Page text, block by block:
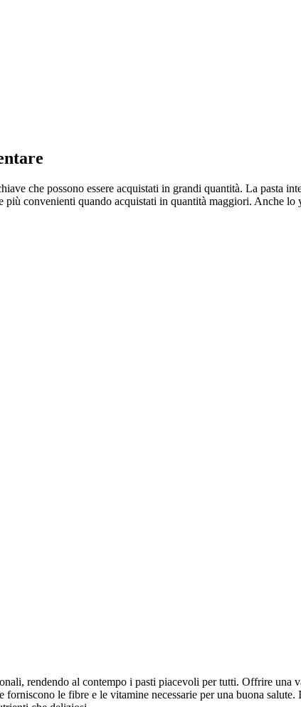
che possono essere acquistati in grandi quantità. La pasta
convenienti quando acquistati in quantità maggiori. Anche
rendendo al contempo i pasti piacevoli per tutti. Offrire una
le fibre e le vitamine necessarie per una buona